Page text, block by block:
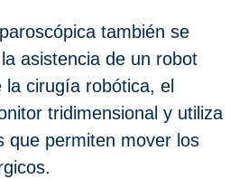
también se
asistencia de un robot
cirugía robótica, el
tridimensional y utiliza
que permiten mover los